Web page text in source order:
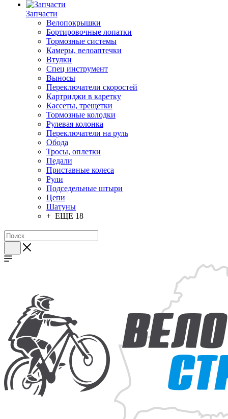
Запчасти
Велопокрышки
Бортировочные лопатки
Тормозные системы
Камеры, велоаптечки
Втулки
Спец инструмент
Выносы
Переключатели скоростей
Картриджи в каретку
Кассеты, трещетки
Тормозные колодки
Рулевая колонка
Переключатели на руль
Обода
Тросы, оплетки
Педали
Приставные колеса
Рули
Подседельные штыри
Цепи
Шатуны
+ ЕЩЕ 18